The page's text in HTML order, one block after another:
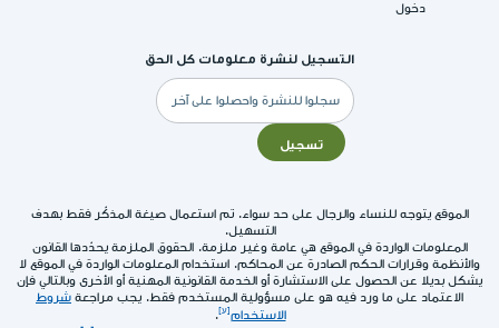
دخول
التسجيل لنشرة معلومات كل الحق
البريد
الإلكتروني
تسجيل
الموقع يتوجه للنساء والرجال على حد سواء. تم استعمال صيغة المذكّر فقط بهدف
التسهيل.
المعلومات الواردة في الموقع هي عامة وغير ملزمة. الحقوق الملزمة يحدّدها القانون
والأنظمة وقرارات الحكم الصادرة عن المحاكم. استخدام المعلومات الواردة في الموقع لا
يشكل بديلا عن الحصول على الاستشارة أو الخدمة القانونية المهنية أو الأخرى وبالتالي فإن
الاعتماد على ما ورد فيه هو على مسؤولية المستخدم فقط. يجب مراجعة شروط
الاستخدام
.